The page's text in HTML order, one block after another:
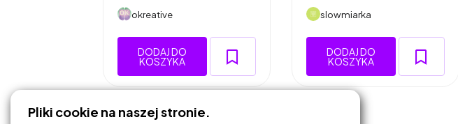
okreative
DODAJ DO
KOSZYKA
slowmiarka
DODAJ DO
KOSZYKA
Pliki cookie na naszej stronie.